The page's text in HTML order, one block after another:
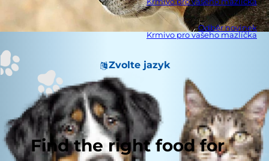
Odběr novinek
Krmivo pro vašeho mazlíčka
Zvolte jazyk
Find the right food for